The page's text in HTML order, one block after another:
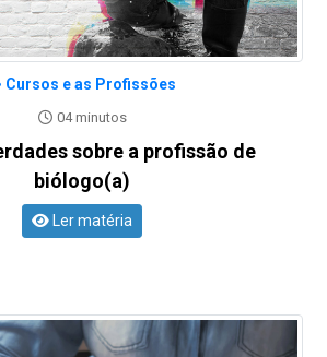
Cursos e as Profissões
04 minutos
sobre a profissão de
biólogo(a)
Ler matéria